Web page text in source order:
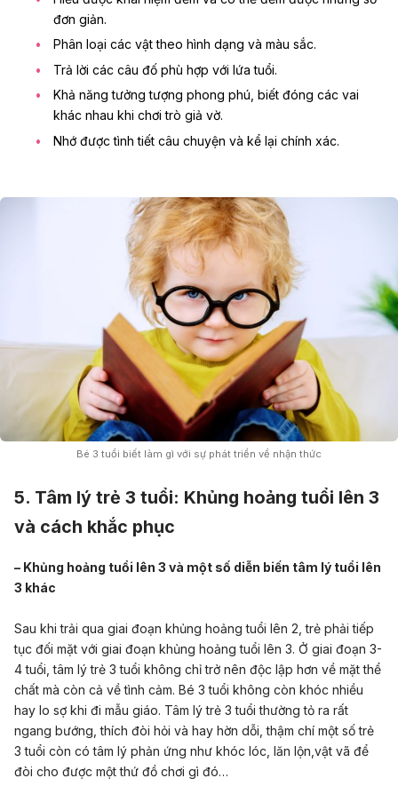
đơn giản.
Phân loại các vật theo hình dạng và màu sắc.
Trả lời các câu đố phù hợp với lứa tuổi.
Khả năng tưởng tượng phong phú, biết đóng các vai
khác nhau khi chơi trò giả vờ.
Nhớ được tình tiết câu chuyện và kể lại chính xác.
Bé 3 tuổi biết làm gì với sự phát triển về nhận thức
5. Tâm lý trẻ 3 tuổi: Khủng hoảng tuổi lên 3
và cách khắc phục
– Khủng hoảng tuổi lên 3 và một số diễn biến tâm lý tuổi lên
3 khác
Sau khi trải qua giai đoạn khủng hoảng tuổi lên 2 , trẻ phải tiếp
tục đối mặt với giai đoạn khủng hoảng tuổi lên 3. Ở giai đoạn 3-
4 tuổi, tâm lý trẻ 3 tuổi không chỉ trở nên độc lập hơn về mặt thể
chất mà còn cả về tình cảm. Bé 3 tuổi không còn khóc nhiều
hay lo sợ khi đi mẫu giáo. Tâm lý trẻ 3 tuổi thường tỏ ra rất
ngang bướng, thích đòi hỏi và hay hờn dỗi, thậm chí một số trẻ
3 tuổi còn có tâm lý phản ứng như khóc lóc, lăn lộn,vật vã để
đòi cho được một thứ đồ chơi gì đó…